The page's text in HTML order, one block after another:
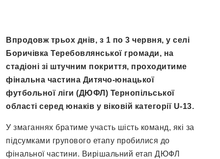
Впродовж трьох днів, з 1 по 3 червня, у селі
Боричівка Теребовлянської громади, на
стадіоні зі штучним покриття, проходитиме
фінальна частина Дитячо-юнацької
футбольної ліги (ДЮФЛ) Тернопільської
області серед юнаків у віковій категорії U-13.
У змаганнях братиме участь шість команд, які за
підсумками групового етапу пробилися до
фінальної частини. Вирішальний етап ДЮФЛ